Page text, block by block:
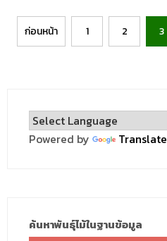
Posts
pagination
ก่อนหน้า 1 2 3
Powered by Translate
ค้นหาพันธุ์ไม้ในฐานข้อมูล